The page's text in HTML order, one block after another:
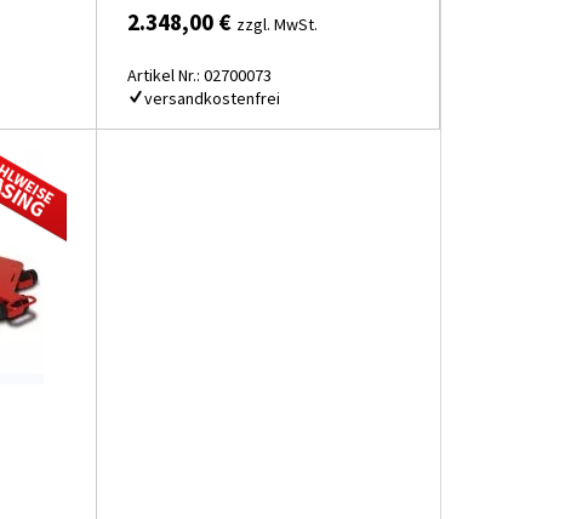
2.348,00 € zzgl. MwSt.
Artikel Nr.: 02700073
versandkostenfrei